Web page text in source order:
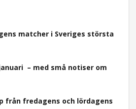
matcher i Sveriges största
– med små notiser om
från fredagens och lördagens